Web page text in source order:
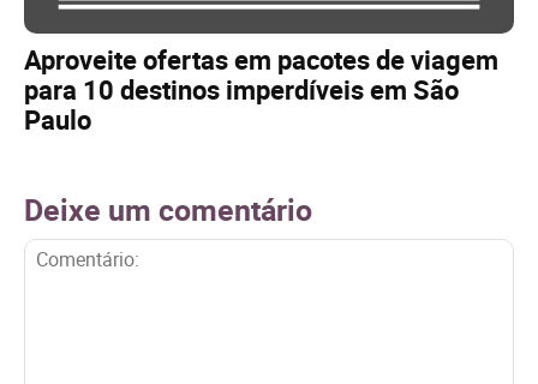
Aproveite ofertas em pacotes de viagem
para 10 destinos imperdíveis em São
Paulo
Deixe um comentário